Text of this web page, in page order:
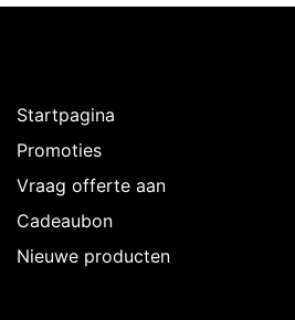
Startpagina
Promoties
Vraag offerte aan
Cadeaubon
Nieuwe producten